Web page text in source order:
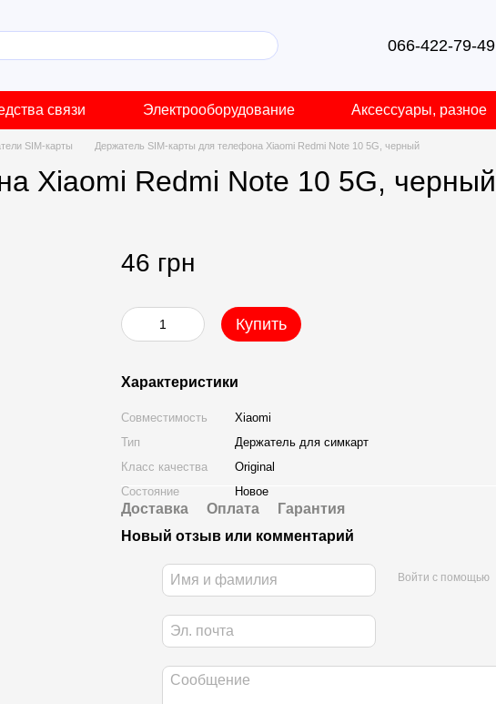
066-422-79-49
связи Электрооборудование Аксессуары, разное
SIM-карты Держатель SIM-карты для телефона Xiaomi Redmi Note 10 5G, черный
Xiaomi Redmi Note 10 5G, черный
46 грн
Купить
Характеристики
Совместимость
Xiaomi
Тип
Держатель для симкарт
Класс качества
Original
Состояние
Новое
Доставка Оплата
Гарантия
Новый отзыв или комментарий
Войти с помощью